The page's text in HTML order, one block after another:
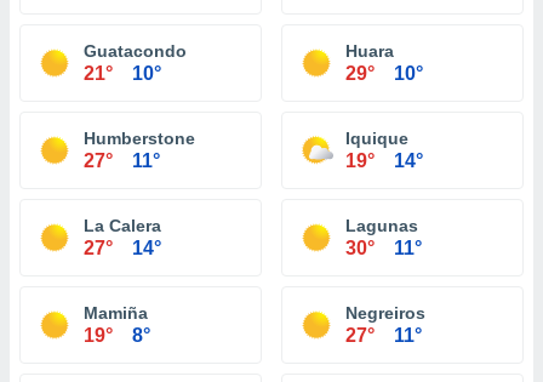
Guatacondo
21° 10°
Huara
29° 10°
Humberstone
27° 11°
Iquique
19° 14°
La Calera
27° 14°
Lagunas
30° 11°
Mamiña
19° 8°
Negreiros
27° 11°